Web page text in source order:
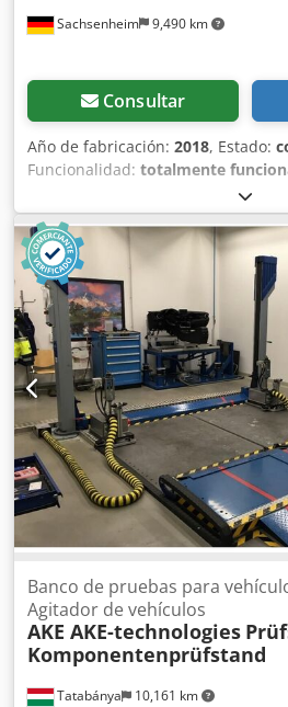
Sachsenheim 9,490 km
Consultar
Año de fabricación: 2018, Estado:
Funcionalidad: totalmente
vehículos Nussbaum, modelo 2,5
5000 kg. Dwodpfxszmt N Aj Aqlea
Tatabánya 10,161 km
Banco de pruebas para
Agitador de vehículos
AKE AKE-technologies
Komponentenprüfstand